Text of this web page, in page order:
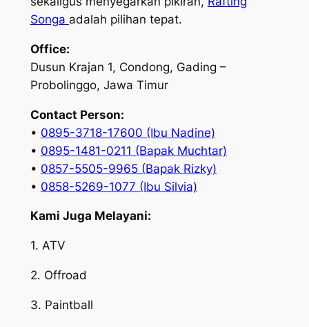
Songa adalah pilihan tepat.
Office:
Dusun Krajan 1, Condong, Gading –
Probolinggo, Jawa Timur
Contact Person:
• 0895-3718-17600 (Ibu Nadine)
• 0895-1481-0211 (Bapak Muchtar)
• 0857-5505-9965 (Bapak Rizky)
• 0858-5269-1077 (Ibu Silvia)
Kami Juga Melayani:
1. ATV
2. Offroad
3. Paintball